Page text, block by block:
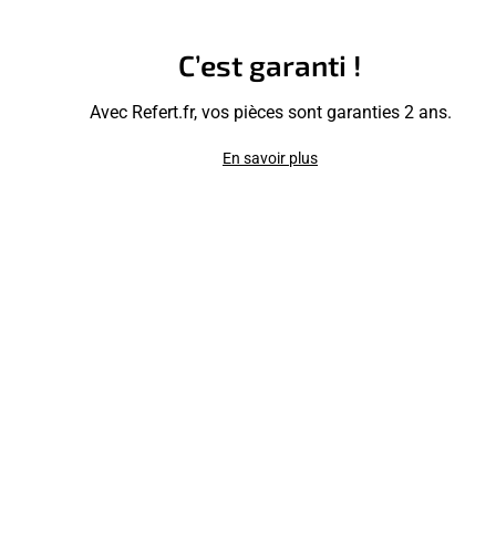
C’est garanti !
Avec Refert.fr, vos pièces sont garanties 2 ans.
En savoir plus